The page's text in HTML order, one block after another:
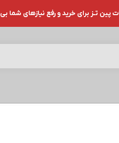
تـز برای خرید و رفع نیازهای شما